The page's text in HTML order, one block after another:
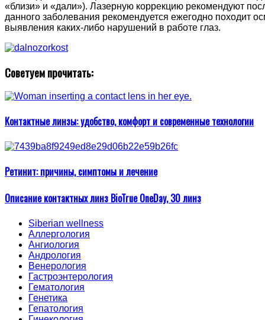
«близи» и «дали»). Лазерную коррекцию рекомендуют
данного заболевания рекомендуется ежегодно походит
выявления каких-либо нарушений в работе глаз.
Советуем прочитать:
Контактные линзы: удобство, комфорт и современные технологии
Ретинит: причины, симптомы и лечение
Описание контактных линз BioTrue OneDay, 30 линз
Siberian wellness
Аллергология
Ангиология
Андрология
Венерология
Гастроэнтерология
Гематология
Генетика
Гепатология